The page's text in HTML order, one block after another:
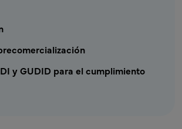
y GUDID para el cumplimiento